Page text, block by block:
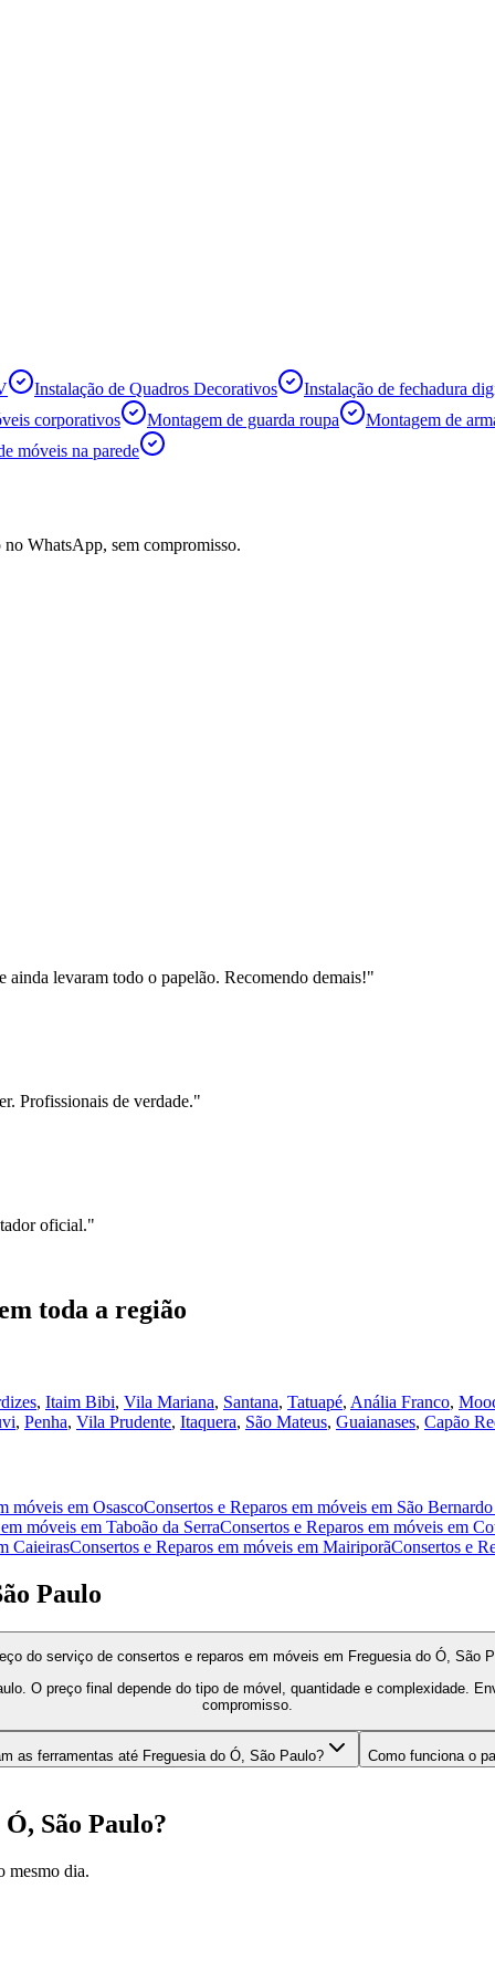
Instalação de Quadros Decorativos
Instalação de fechadura
corporativos
Montagem de guarda roupa
Montagem de
móveis na parede
WhatsApp, sem compromisso.
levaram todo o papelão. Recomendo demais!"
Profissionais de verdade."
oficial."
toda a região
, Itaim Bibi, Vila Mariana, Santana, Tatuapé, Anália Franco,
, Penha, Vila Prudente, Itaquera, São Mateus, Guaianases, Capão
móveis em OsascoConsertos e Reparos em móveis em São
móveis em Taboão da SerraConsertos e Reparos em móveis em
CaieirasConsertos e Reparos em móveis em MairiporãConsertos e
Paulo
do serviço de consertos e reparos em móveis em Freguesia do Ó, São
O preço final depende do tipo de móvel, quantidade e complexidade.
compromisso.
as ferramentas até Freguesia do Ó, São Paulo? Como funciona o
São Paulo?
mesmo dia.